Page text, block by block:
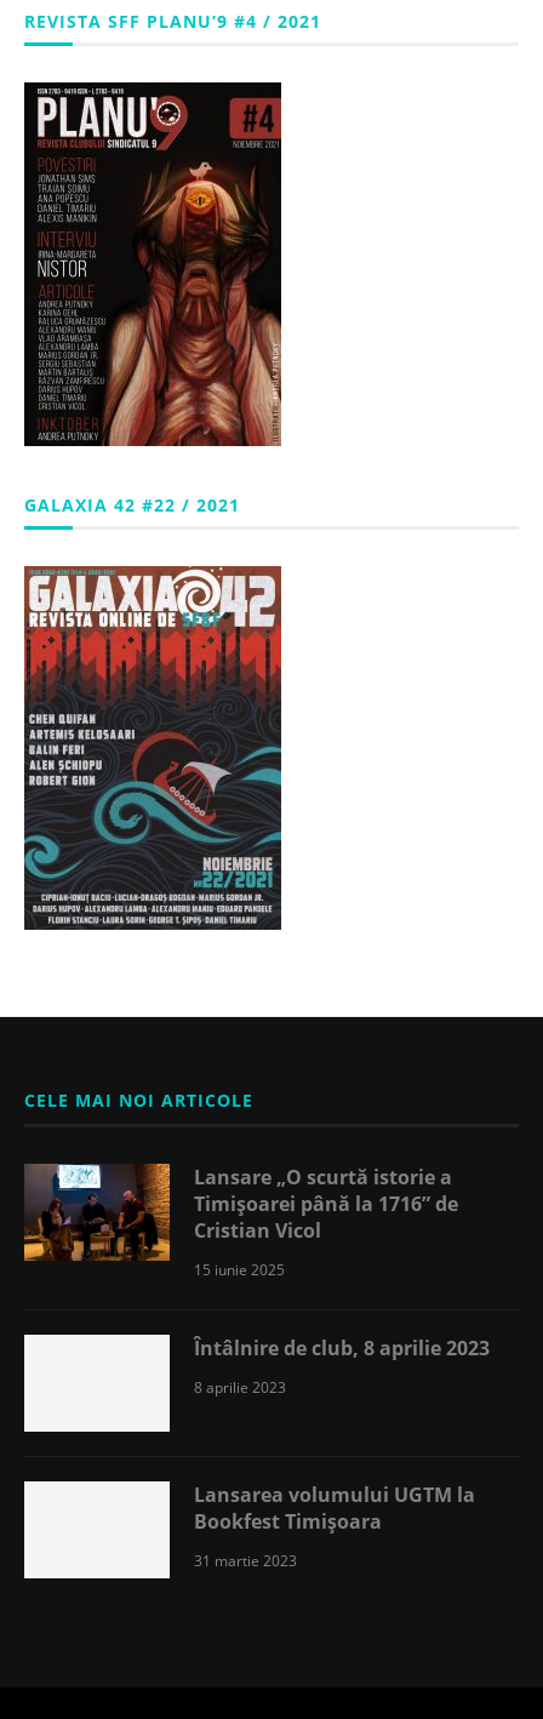
REVISTA SFF PLANU’9 #4 / 2021
GALAXIA 42 #22 / 2021
CELE MAI NOI ARTICOLE
Lansare „O scurtă istorie a
Timișoarei până la 1716” de
Cristian Vicol
15 iunie 2025
Întâlnire de club, 8 aprilie 2023
8 aprilie 2023
Lansarea volumului UGTM la
Bookfest Timișoara
31 martie 2023